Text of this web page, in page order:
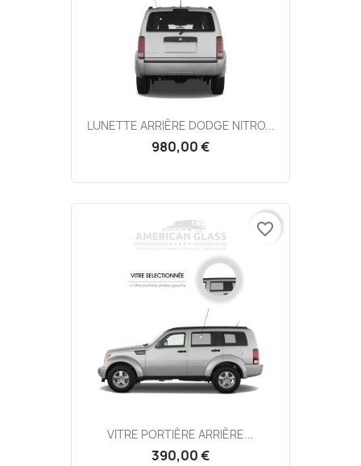
LUNETTE ARRIÈRE DODGE NITRO...
980,00 €
VITRE PORTIÈRE ARRIÈRE...
390,00 €
favorite_border